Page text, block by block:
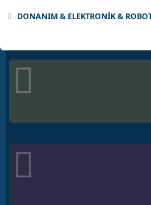
DONANIM & ELEKTRONİK &